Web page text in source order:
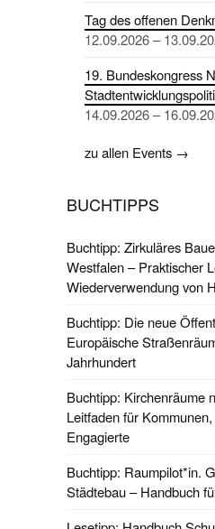
Tag des offenen
12.09.2026 –
19. Bundeskongress
14.09.2026 –
zu allen Events →
BUCHTIPPS
Buchtipp: Zirkuläres
Westfalen – Praktischer
Wiederverwendung von
Buchtipp: Die neue
Europäische
Jahrhundert
Buchtipp: Kirchenräume
Leitfaden für
Engagierte
Buchtipp: Raumpilot*in.
Städtebau – Handbuch